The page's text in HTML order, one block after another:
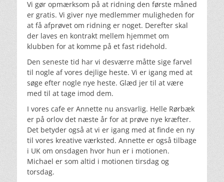
Vi gør opmærksom på at ridning den første måned
er gratis. Vi giver nye medlemmer muligheden for
at få afprøvet om ridning er noget. Derefter skal
der laves en kontrakt mellem hjemmet om
klubben for at komme på et fast ridehold.
Den seneste tid har vi desværre måtte sige farvel
til nogle af vores dejlige heste. Vi er igang med at
søge efter nogle nye heste. Glæd jer til at være
med til at tage imod dem.
I vores cafe er Annette nu ansvarlig. Helle Rørbæk
er på orlov det næste år for at prøve nye kræfter.
Det betyder også at vi er igang med at finde en ny
til vores kreative værksted. Annette er også tilbage
i UK om onsdagen hvor hun er i motionen.
Michael er som altid i motionen tirsdag og
torsdag.